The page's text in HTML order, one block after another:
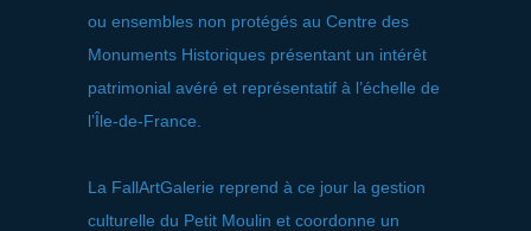
ou ensembles non protégés au Centre des
Monuments Historiques présentant un intérêt
patrimonial avéré et représentatif à l’échelle de
l’Île-de-France.
La FallArtGalerie reprend à ce jour la gestion
culturelle du Petit Moulin et coordonne un